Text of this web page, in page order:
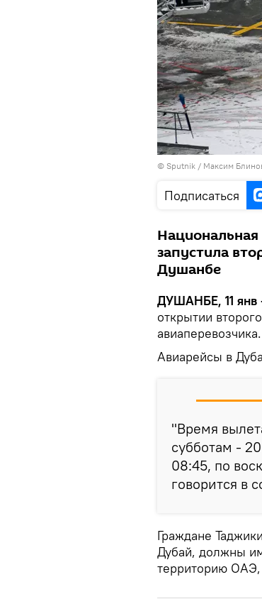
© Sputnik / Максим
Подписаться
запустила
Душанбе
ДУШАНБЕ, 11 янв
открытии
авиаперевозчика.
Авиарейсы в
"Время
субботам -
08:45, по
говорится в
Граждане
Дубай, должны
территорию ОАЭ,